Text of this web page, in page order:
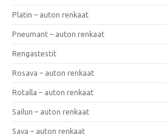
Platin – auton renkaat
Pneumant – auton renkaat
Rengastestit
Rosava – auton renkaat
Rotalla – auton renkaat
Sailun – auton renkaat
Sava – auton renkaat